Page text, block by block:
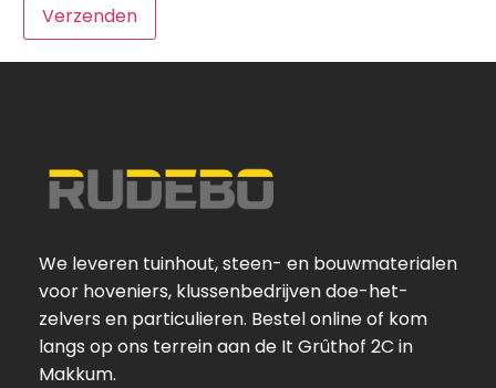
We leveren tuinhout, steen- en bouwmaterialen
voor hoveniers, klussenbedrijven doe-het-
zelvers en particulieren. Bestel online of kom
langs op ons terrein aan de It Grûthof 2C in
Makkum.